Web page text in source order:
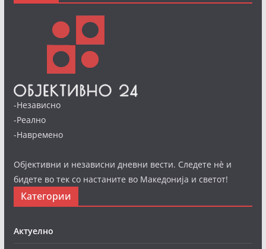
-Независно
-Реално
-Навремено
Објективни и независни дневни вести. Следете нè и
бидете во тек со настаните во Македонија и светот!
Категории
Актуелно